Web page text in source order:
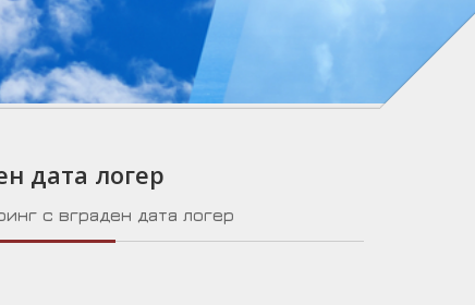
дата логер
с вграден дата логер